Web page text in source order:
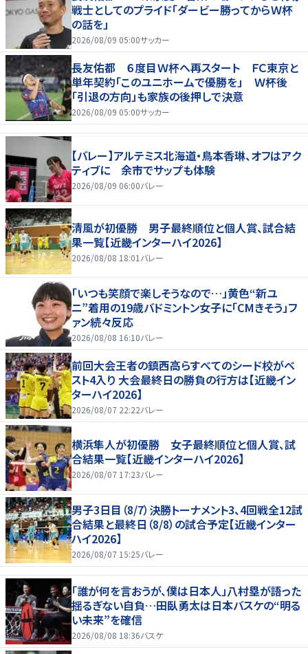
戦士としてのプライド「ダービー勝ってからＷ杯
の話を」
2026/08/09 05:00サッカー
長友佑都 ６度目Ｗ杯へ再スタート ＦＣ東京と
単年契約「このユニホームで優勝を」 Ｗ杯後
「引退の方向」も家族の後押しで決意
2026/08/09 05:00サッカー
【バレー】アルテミス北海道・鳥本香琳、オフはアク
ティブに 余市でサップも体験
2026/08/09 06:00バレー
清風が初優勝 男子最終順位と個人賞、試合結
果一覧【近畿インターハイ2026】
2026/08/08 18:01 バレー
「いつも笑顔で楽しそうなので…」黄色“新ユ
ニ”着用の19歳バドミントン女子に「CMきそう」フ
ァン続々反応
2026/08/08 16:10バレー
前回大会王者の鎮西高らすべてのシード校がベ
スト4入り 大会最終日の勝負の行方は【近畿イン
ターハイ2026】
2026/08/07 22:22バレー
横浜隼人が初優勝 女子最終順位と個人賞、試
合結果一覧【近畿インターハイ2026】
2026/08/07 17:23バレー
男子3日目（8/7）決勝トーナメント3、4回戦全12試
合結果と最終日（8/8）の試合予定【近畿インター
ハイ2026】
2026/08/07 15:25バレー
「誰が何を言おうが、僕は日本人」八村塁が語った
揺るぎない自負…田臥勇太は日本バスケの“明る
い未来”を確信
2026/08/08 18:36バスケ